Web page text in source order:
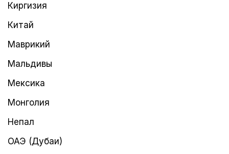
Киргизия
Китай
Маврикий
Мальдивы
Мексика
Монголия
Непал
ОАЭ (Дубаи)